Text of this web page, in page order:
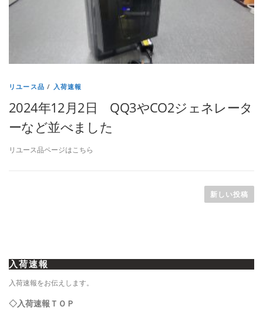
リユース品 / 入荷速報
2024年12月2日 QQ3やCO2ジェネレータ
ーなど並べました
リユース品ページはこちら
シ
ョ
ン
新しい投稿
入荷速報
入荷速報をお伝えします。
◇入荷速報ＴＯＰ